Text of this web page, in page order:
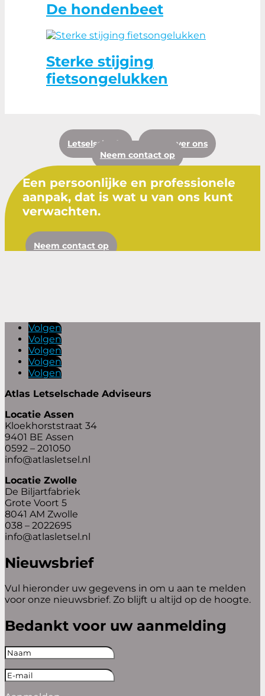
De hondenbeet
Sterke stijging
fietsongelukken
Letselschade
Meer over ons
Neem contact op
Een persoonlijke en professionele
aanpak, dat is wat u van ons kunt
verwachten.
Neem contact op
Volgen
Volgen
Volgen
Volgen
Volgen
Atlas Letselschade Adviseurs
Locatie Assen
Kloekhorststraat 34
9401 BE Assen
0592 – 201050
info@atlasletsel.nl
Locatie Zwolle
De Biljartfabriek
Grote Voort 5
8041 AM Zwolle
038 – 2022695
info@atlasletsel.nl
Nieuwsbrief
Vul hieronder uw gegevens in om u aan te melden
voor onze nieuwsbrief. Zo blijft u altijd op de hoogte.
Bedankt voor uw aanmelding